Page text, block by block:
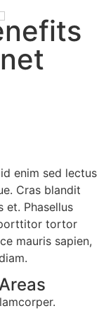
enim sed lectus
Cras blandit
et. Phasellus
tortor
mauris sapien,